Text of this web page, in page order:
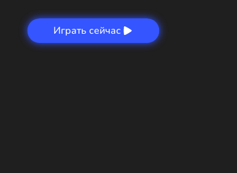
Играть сейчас